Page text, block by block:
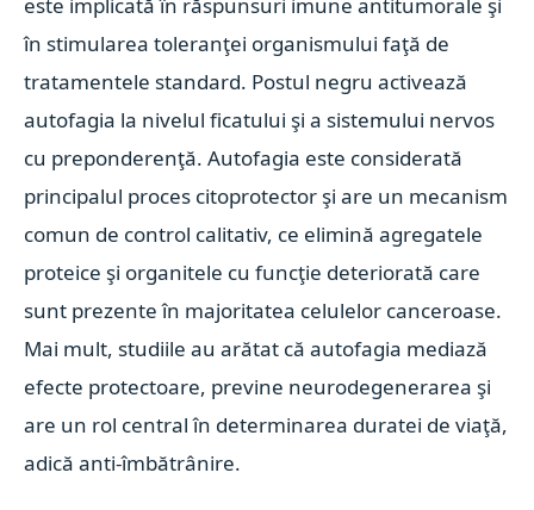
în stimularea toleranţei organismului faţă de
tratamentele standard. Postul negru activează
autofagia la nivelul ficatului şi a sistemului nervos
cu preponderenţă. Autofagia este considerată
principalul proces citoprotector şi are un mecanism
comun de control calitativ, ce elimină agregatele
proteice şi organitele cu funcţie deteriorată care
sunt prezente în majoritatea celulelor canceroase.
Mai mult, studiile au arătat că autofagia mediază
efecte protectoare, previne neurodegenerarea şi
are un rol central în determinarea duratei de viaţă,
adică anti-îmbătrânire.